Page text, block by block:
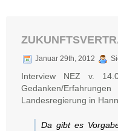
Januar 29th, 2012
Interview NEZ v.
Gedanken/
Landesregierung in
Da gibt es